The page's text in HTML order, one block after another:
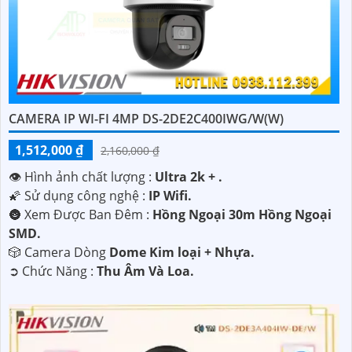
CAMERA IP WI-FI 4MP DS-2DE2C400IWG/W(W)
1,512,000 ₫
2,160,000 ₫
👁 Hình ảnh chất lượng : Ultra 2k + .
🌠 Sử dụng công nghệ : IP Wifi.
🌚 Xem Được Ban Đêm : Hồng Ngoại 30m Hồng Ngoại
SMD.
🎲 Camera Dòng Dome Kim loại + Nhựa.
️➲ Chức Năng : Thu Âm Và Loa.